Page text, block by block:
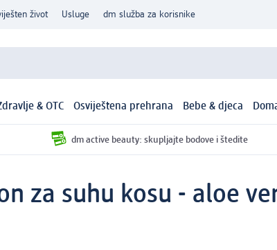
život Usluge dm služba za korisnike
& OTC Osviještena prehrana Bebe & djeca
dm active beauty: skupljajte bodove i štedite
za suhu kosu - aloe